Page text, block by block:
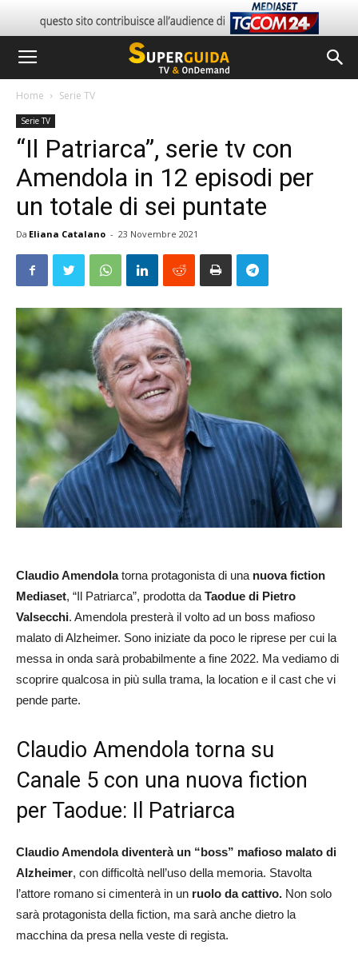
Home Serie TV
Serie TV
“Il Patriarca”, serie tv con
Amendola in 12 episodi per
un totale di sei puntate
Da Eliana Catalano - 23 Novembre 2021
Claudio Amendolatorna protagonista di una nuova fiction
Mediaset, “Il Patriarca”, prodotta da Taodue di Pietro
Valsecchi. Amendola presterà il volto ad un boss mafioso
malato di Alzheimer. Sono iniziate da poco le riprese per cui la
messa in onda sarà probabilmente a fine 2022. Ma vediamo di
scoprire qualcosa in più sulla trama, la location e il cast che vi
pende parte.
Claudio Amendola torna su
Canale 5 con una nuova fiction
per Taodue: Il Patriarca
Claudio Amendola diventerà un “boss” mafioso malato di
Alzheimer, con difficoltà nell’uso della memoria. Stavolta
l’attore romano si cimenterà in un ruolo da cattivo. Non solo
sarà protagonista della fiction, ma sarà anche dietro la
macchina da presa nella veste di regista.